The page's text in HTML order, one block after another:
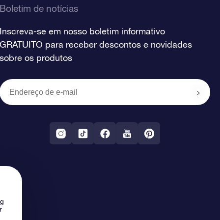
Boletim de notícias
Inscreva-se em nosso boletim informativo
GRATUITO para receber descontos e novidades
sobre os produtos